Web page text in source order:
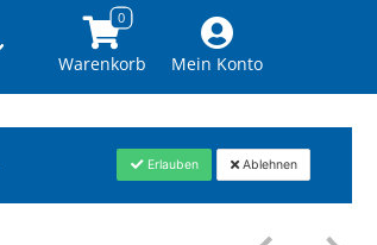
Warenkorb Mein Konto
Erlauben Ablehnen